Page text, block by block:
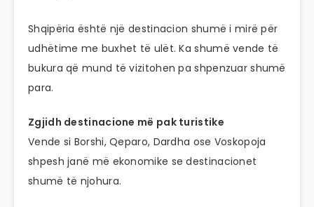
Shqipëria është një destinacion shumë i mirë për
udhëtime me buxhet të ulët. Ka shumë vende të
bukura që mund të vizitohen pa shpenzuar shumë
para.
Zgjidh destinacione më pak turistike
Vende si Borshi, Qeparo, Dardha ose Voskopoja
shpesh janë më ekonomike se destinacionet
shumë të njohura.